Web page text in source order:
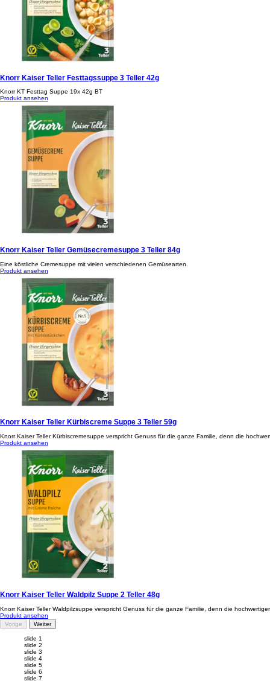
Knorr Kaiser Teller Festtagssuppe 3 Teller 42g
Knorr KT Festtag Suppe 19x 42g BT
Produkt ansehen
Knorr Kaiser Teller Gemüsecremesuppe 3 Teller 84g
Eine köstliche Cremesuppe mit vielen verschiedenen Gemüsearten.
Produkt ansehen
Knorr Kaiser Teller Kürbiscreme Suppe 3 Teller 59g
Knorr Kaiser Teller Kürbiscremesuppe verspricht Genuss für die ganze Familie, denn die
Produkt ansehen
Knorr Kaiser Teller Waldpilz Suppe 2 Teller 48g
Knorr Kaiser Teller Waldpilzsuppe verspricht Genuss für die ganze Familie, denn die
Produkt ansehen
Vorige
Weiter
slide 1
slide 2
slide 3
slide 4
slide 5
slide 6
slide 7